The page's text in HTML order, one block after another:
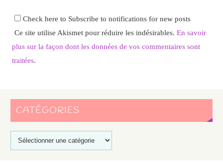
Check here to Subscribe to notifications for new posts
Ce site utilise Akismet pour réduire les indésirables. En savoir
plus sur la façon dont les données de vos commentaires sont
traitées.
CATÉGORIES